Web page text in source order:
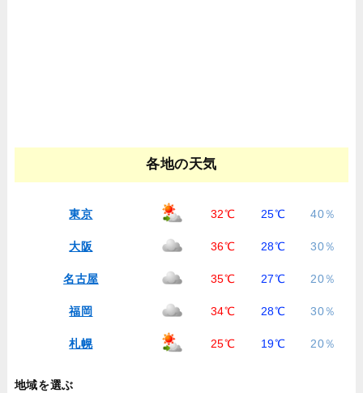
各地の天気
東京 32℃ 25℃ 40％
大阪 36℃ 28℃ 30％
名古屋 35℃ 27℃ 20％
福岡 34℃ 28℃ 30％
札幌 25℃ 19℃ 20％
地域を選ぶ